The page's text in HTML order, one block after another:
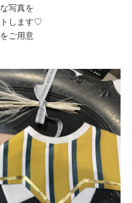
写真を
します♡
ご用意